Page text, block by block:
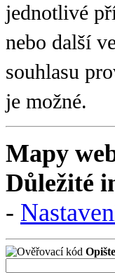
jednotlivé
nebo další
souhlasu
je možné.
Mapy
Důležité
-